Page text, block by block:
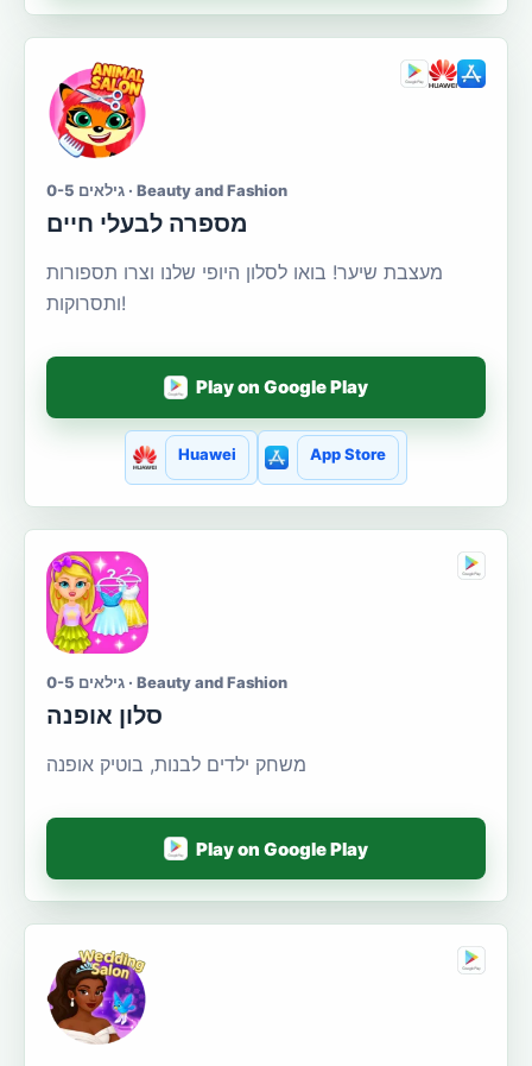
גילאים 0-5 · Beauty and Fashion
מספרה לבעלי חיים
מעצבת שיער! בואו לסלון היופי שלנו וצרו תספורות
ותסרוקות!
Play on Google Play
Huawei App Store
גילאים 0-5 · Beauty and Fashion
סלון אופנה
משחק ילדים לבנות, בוטיק אופנה
Play on Google Play